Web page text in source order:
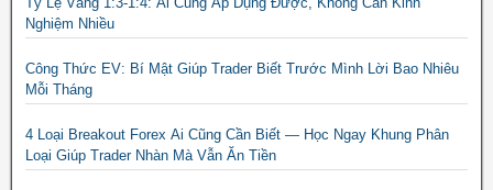
Nghiệm Nhiều
Công Thức EV: Bí Mật Giúp Trader Biết Trước Mình Lời Bao Nhiêu
Mỗi Tháng
4 Loại Breakout Forex Ai Cũng Cần Biết — Học Ngay Khung Phân
Loại Giúp Trader Nhàn Mà Vẫn Ăn Tiền